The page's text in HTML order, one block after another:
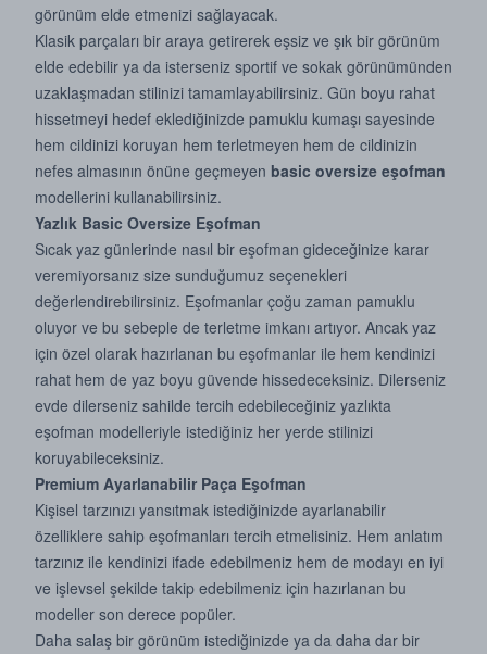
görünüm elde etmenizi sağlayacak.
Klasik parçaları bir araya getirerek eşsiz ve şık bir görünüm
elde edebilir ya da isterseniz sportif ve sokak görünümünden
uzaklaşmadan stilinizi tamamlayabilirsiniz. Gün boyu rahat
hissetmeyi hedef eklediğinizde pamuklu kumaşı sayesinde
hem cildinizi koruyan hem terletmeyen hem de cildinizin
nefes almasının önüne geçmeyen basic oversize eşofman
modellerini kullanabilirsiniz.
Yazlık Basic Oversize Eşofman
Sıcak yaz günlerinde nasıl bir eşofman gideceğinize karar
veremiyorsanız size sunduğumuz seçenekleri
değerlendirebilirsiniz. Eşofmanlar çoğu zaman pamuklu
oluyor ve bu sebeple de terletme imkanı artıyor. Ancak yaz
için özel olarak hazırlanan bu eşofmanlar ile hem kendinizi
rahat hem de yaz boyu güvende hissedeceksiniz. Dilerseniz
evde dilerseniz sahilde tercih edebileceğiniz yazlıkta
eşofman modelleriyle istediğiniz her yerde stilinizi
koruyabileceksiniz.
Premium Ayarlanabilir Paça Eşofman
Kişisel tarzınızı yansıtmak istediğinizde ayarlanabilir
özelliklere sahip eşofmanları tercih etmelisiniz. Hem anlatım
tarzınız ile kendinizi ifade edebilmeniz hem de modayı en iyi
ve işlevsel şekilde takip edebilmeniz için hazırlanan bu
modeller son derece popüler.
Daha salaş bir görünüm istediğinizde ya da daha dar bir